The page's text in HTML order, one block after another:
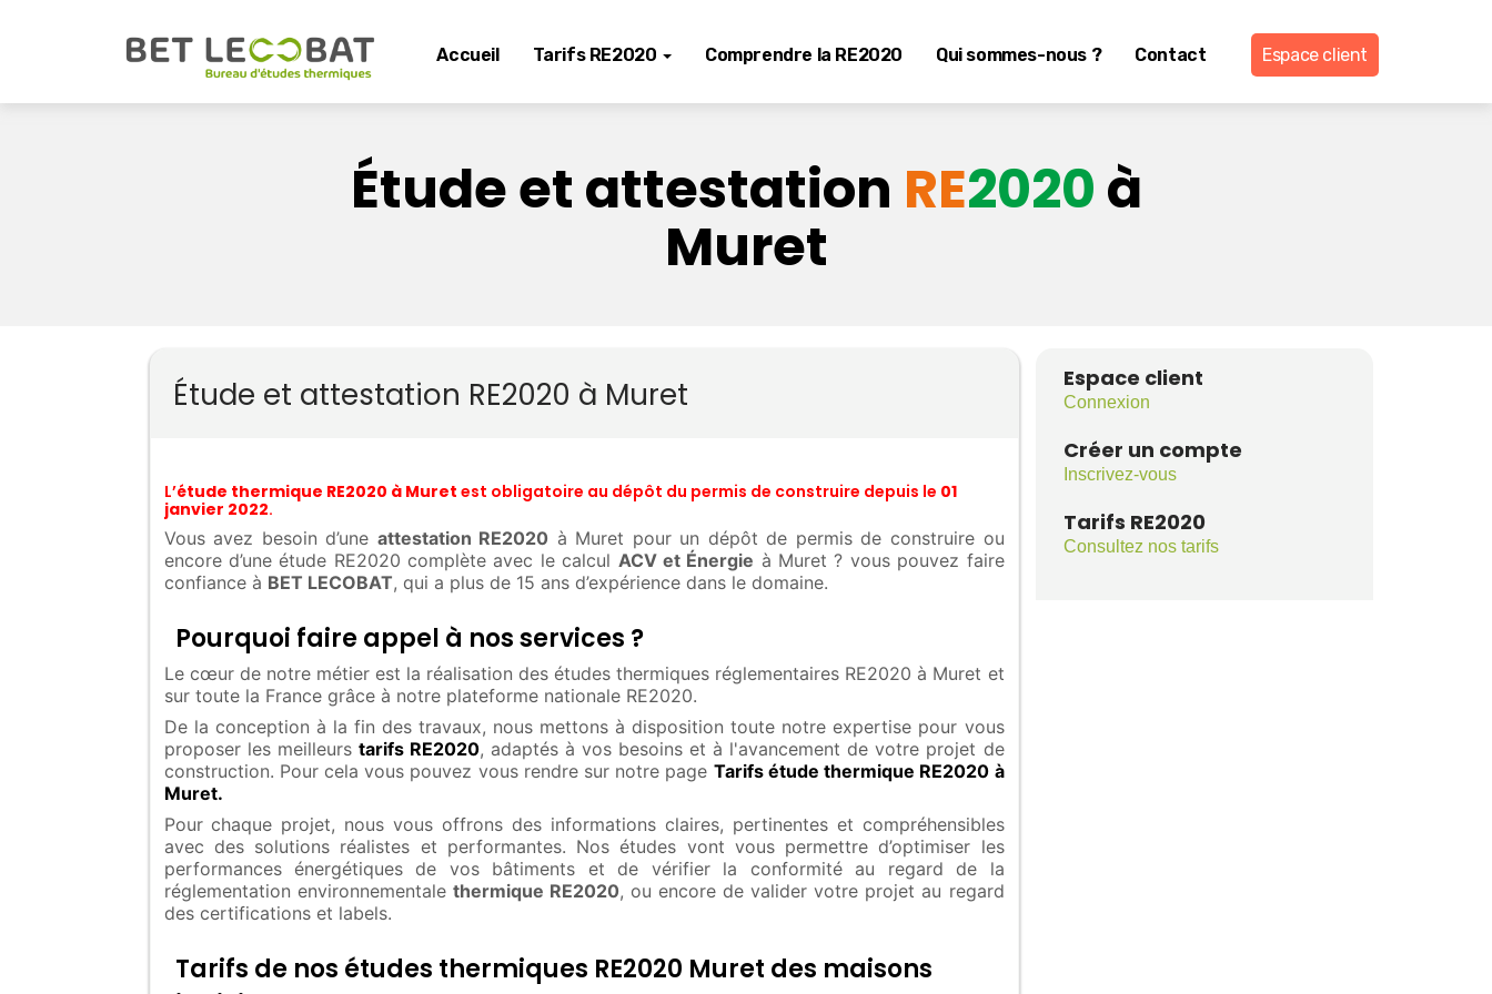
Accueil Tarifs RE2020 Comprendre la RE2020 Qui sommes-nous ? Contact Espace client
Étude et attestation RE2020à
Muret
Étude et attestation RE2020 à Muret
L’étude thermique RE2020 à Muret est obligatoire au dépôt du permis de construire depuis le 01
janvier 2022.
Vous avez besoin d’une attestation RE2020 à Muret pour un dépôt de permis de construire ou
encore d’une étude RE2020 complète avec le calcul ACV et Énergie à Muret ? vous pouvez faire
confiance à BET LECOBAT, qui a plus de 15 ans d’expérience dans le domaine.
Pourquoi faire appel à nos services ?
Le cœur de notre métier est la réalisation des études thermiques réglementaires RE2020 à Muret et
sur toute la France grâce à notre plateforme nationale RE2020.
De la conception à la fin des travaux, nous mettons à disposition toute notre expertise pour vous
proposer les meilleurs tarifs RE2020, adaptés à vos besoins et à l'avancement de votre projet de
construction. Pour cela vous pouvez vous rendre sur notre page Tarifs étude thermique RE2020 à
Muret.
Pour chaque projet, nous vous offrons des informations claires, pertinentes et compréhensibles
avec des solutions réalistes et performantes. Nos études vont vous permettre d’optimiser les
performances énergétiques de vos bâtiments et de vérifier la conformité au regard de la
réglementation environnementale thermique RE2020, ou encore de valider votre projet au regard
des certifications et labels.
Tarifs de nos études thermiques RE2020 Muret des maisons
Espace client
Connexion
Créer un compte
Inscrivez-vous
Tarifs RE2020
Consultez nos tarifs